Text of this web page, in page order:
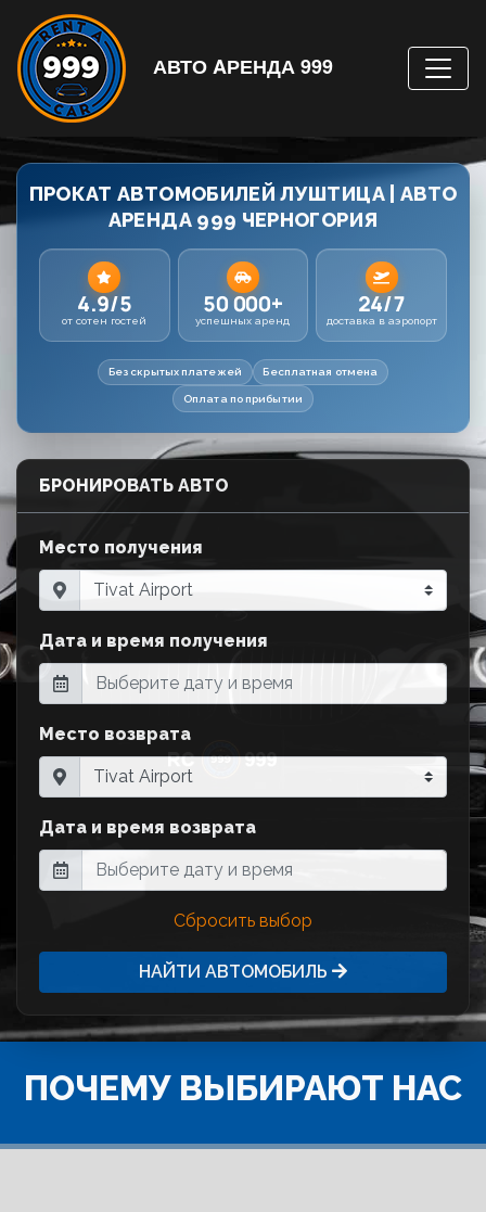
АВТО AРЕНДА 999
ПРОКАТ АВТОМОБИЛЕЙ ЛУШТИЦА | АВТО
АРЕНДА 999 ЧЕРНОГОРИЯ
4.9/5
от сотен гостей
50 000+
успешных аренд
24/7
доставка в аэропорт
Без скрытых платежей Бесплатная отмена
Оплата по прибытии
БРОНИРОВАТЬ АВТО
Место получения
Дата и время получения
Место возврата
Дата и время возврата
Сбросить выбор
НАЙТИ АВТОМОБИЛЬ
ПОЧЕМУ ВЫБИРАЮТ НАС